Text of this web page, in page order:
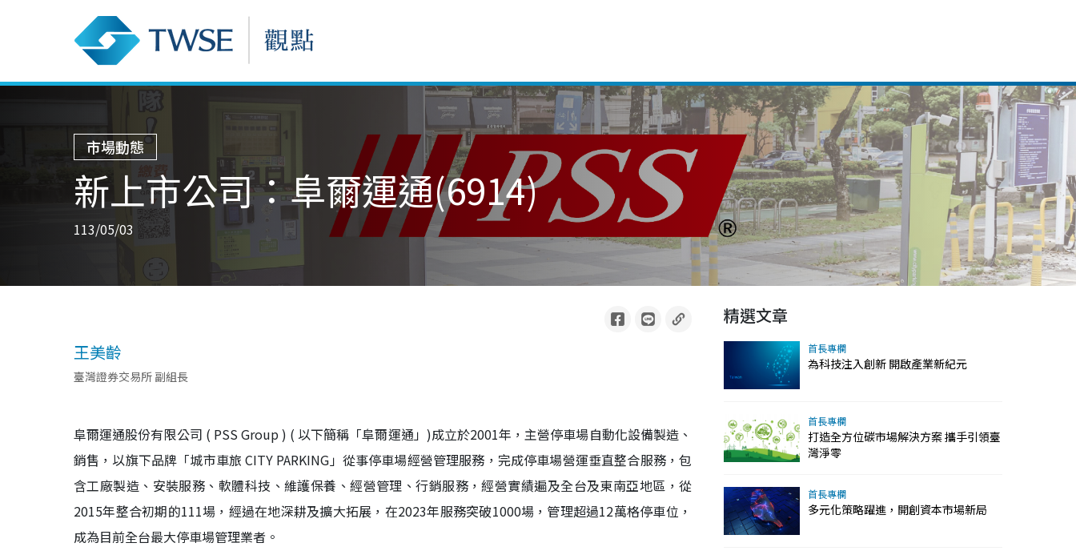
市場動態
新上市公司：阜爾運通(6914)
113/05/03
王美齡
臺灣證券交易所 副組長
阜爾運通股份有限公司 ( PSS Group ) ( 以下簡稱「阜爾運通」)成立於2001年，主營停車場自動化設備製造、
銷售，以旗下品牌「城市車旅 CITY PARKING」從事停車場經營管理服務，完成停車場營運垂直整合服務，包
含工廠製造、安裝服務、軟體科技、維護保養、經營管理、行銷服務，經營實績遍及全台及東南亞地區，從
2015年整合初期的111場，經過在地深耕及擴大拓展，在2023年服務突破1000場，管理超過12萬格停車位，
成為目前全台最大停車場管理業者。
精選文章
首長專欄
為科技注入創新 開啟產業新紀元
首長專欄
打造全方位碳市場解決方案 攜手引領臺
灣淨零
首長專欄
多元化策略躍進，開創資本市場新局